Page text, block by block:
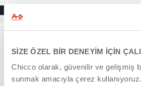
SİZE ÖZEL BİR DENEYİM İÇİN
Chicco olarak, güvenilir ve gelişmiş
sunmak amacıyla çerez